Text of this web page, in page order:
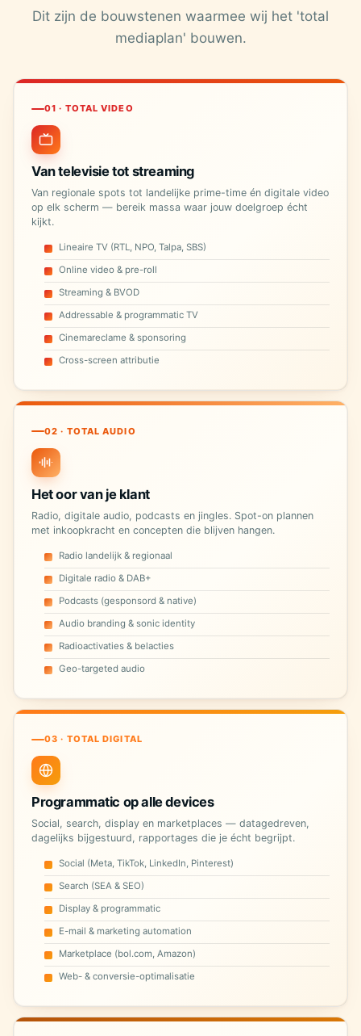
Dit zijn de bouwstenen waarmee wij het 'total
mediaplan' bouwen.
01 · TOTAL VIDEO
Van televisie tot streaming
Van regionale spots tot landelijke prime-time én digitale video
op elk scherm — bereik massa waar jouw doelgroep écht
kijkt.
Lineaire TV (RTL, NPO, Talpa, SBS)
Online video & pre-roll
Streaming & BVOD
Addressable & programmatic TV
Cinemareclame & sponsoring
Cross-screen attributie
02 · TOTAL AUDIO
Het oor van je klant
Radio, digitale audio, podcasts en jingles. Spot-on plannen
met inkoopkracht en concepten die blijven hangen.
Radio landelijk & regionaal
Digitale radio & DAB+
Podcasts (gesponsord & native)
Audio branding & sonic identity
Radioactivaties & belacties
Geo-targeted audio
03 · TOTAL DIGITAL
Programmatic op alle devices
Social, search, display en marketplaces — datagedreven,
dagelijks bijgestuurd, rapportages die je écht begrijpt.
Social (Meta, TikTok, LinkedIn, Pinterest)
Search (SEA & SEO)
Display & programmatic
E-mail & marketing automation
Marketplace (bol.com, Amazon)
Web- & conversie-optimalisatie